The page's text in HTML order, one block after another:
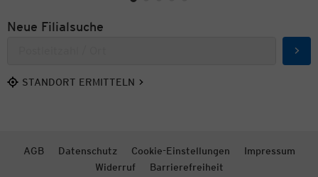
Neue Filialsuche
STANDORT ERMITTELN
AGB Datenschutz Cookie-Einstellungen
Impressum
Widerruf
Barrierefreiheit